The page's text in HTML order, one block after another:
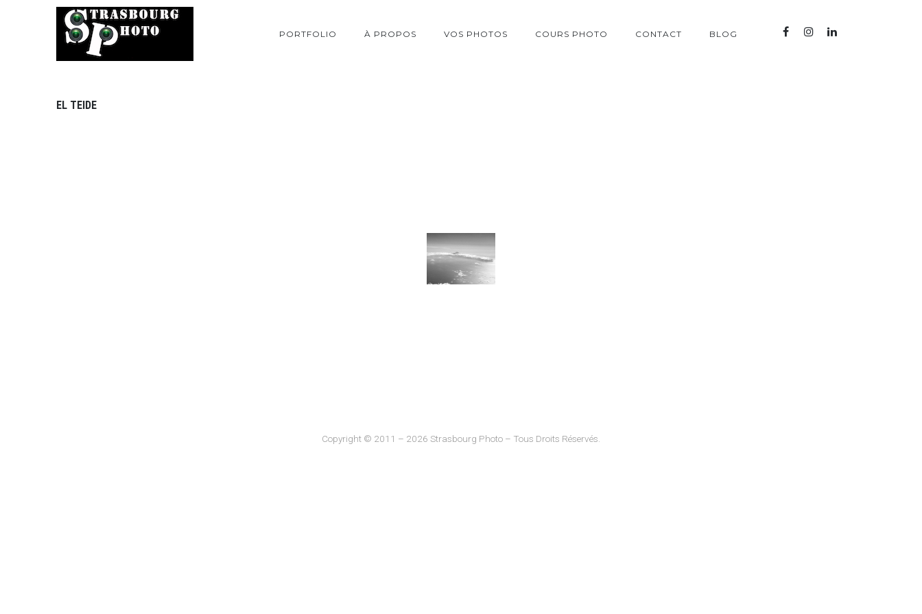
PORTFOLIO À PROPOS VOS PHOTOS COURS PHOTO CONTACT BLOG
EL TEIDE
Copyright © 2011 – 2026 Strasbourg Photo – Tous Droits Réservés.